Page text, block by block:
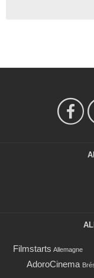
Filmstarts Allemagne
AdoroCinema